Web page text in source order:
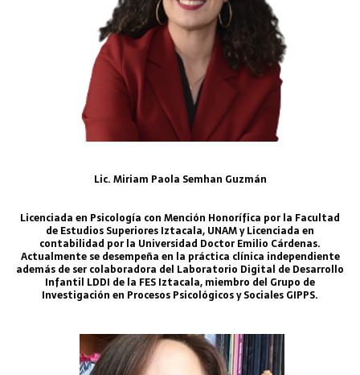
Lic. Miriam Paola Semhan Guzmán
Licenciada en Psicología con Mención Honorífica por la Facultad
de Estudios Superiores Iztacala, UNAM y Licenciada en
contabilidad por la Universidad Doctor Emilio Cárdenas.
Actualmente se desempeña en la práctica clínica independiente
además de ser colaboradora del Laboratorio Digital de Desarrollo
Infantil LDDI de la FES Iztacala, miembro del Grupo de
Investigación en Procesos Psicológicos y Sociales GIPPS.